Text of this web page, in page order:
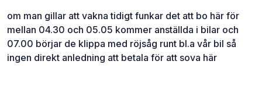
om man gillar att vakna tidigt funkar det att bo här för
mellan 04.30 och 05.05 kommer anställda i bilar och
07.00 börjar de klippa med röjsåg runt bl.a vår bil så
ingen direkt anledning att betala för att sova här